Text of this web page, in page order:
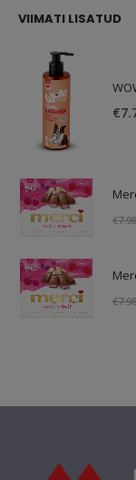
VIIMATI LISATUD
€
€7.98
€7.98